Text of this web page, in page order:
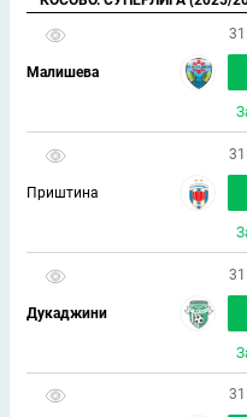
Малишева
Приштина
Дукаджини